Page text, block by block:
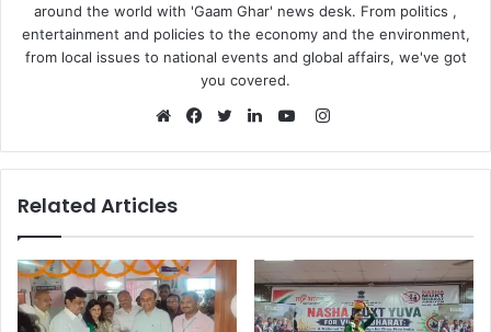
around the world with 'Gaam Ghar' news desk. From politics ,
entertainment and policies to the economy and the environment,
from local issues to national events and global affairs, we've got
you covered.
Instagram
Related Articles